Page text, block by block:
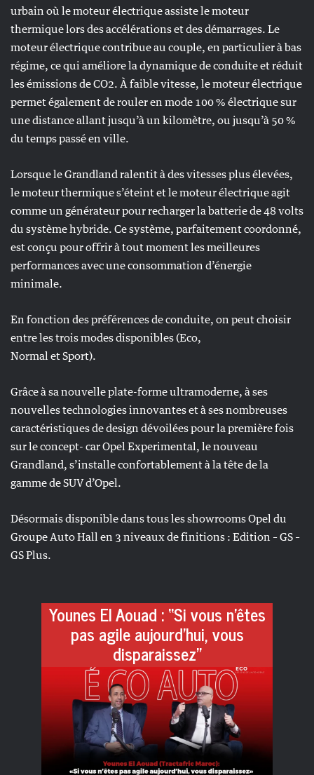
urbain où le moteur électrique assiste le moteur
thermique lors des accélérations et des démarrages. Le
moteur électrique contribue au couple, en particulier à bas
régime, ce qui améliore la dynamique de conduite et réduit
les émissions de CO2. À faible vitesse, le moteur électrique
permet également de rouler en mode 100 % électrique sur
une distance allant jusqu’à un kilomètre, ou jusqu’à 50 %
du temps passé en ville.
Lorsque le Grandland ralentit à des vitesses plus élevées,
le moteur thermique s’éteint et le moteur électrique agit
comme un générateur pour recharger la batterie de 48 volts
du système hybride. Ce système, parfaitement coordonné,
est conçu pour offrir à tout moment les meilleures
performances avec une consommation d’énergie
minimale.
En fonction des préférences de conduite, on peut choisir
entre les trois modes disponibles (Eco,
Normal et Sport).
Grâce à sa nouvelle plate-forme ultramoderne, à ses
nouvelles technologies innovantes et à ses nombreuses
caractéristiques de design dévoilées pour la première fois
sur le concept- car Opel Experimental, le nouveau
Grandland, s’installe confortablement à la tête de la
gamme de SUV d’Opel.
Désormais disponible dans tous les showrooms Opel du
Groupe Auto Hall en 3 niveaux de finitions : Edition – GS –
GS Plus.
Younes El Aouad : “Si vous n’êtes
pas agile aujourd’hui, vous
disparaissez”